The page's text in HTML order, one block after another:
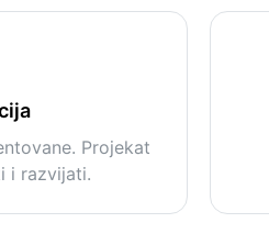
Projekat
i razvijati.